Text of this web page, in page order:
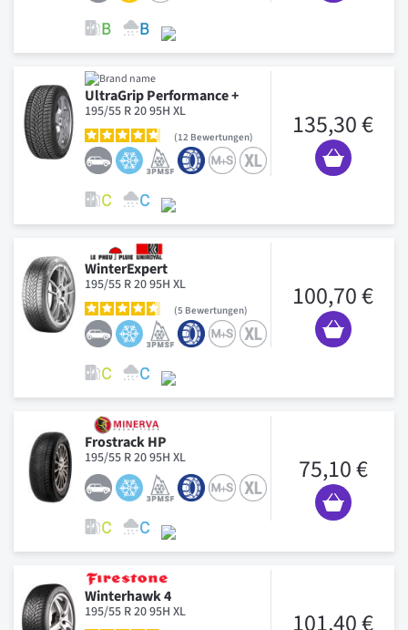
UltraGrip Performance +
195/55 R 20 95H XL
12 Bewertungen 135,30 €
WinterExpert
195/55 R 20 95H XL
5 Bewertungen 100,70 €
Frostrack HP
195/55 R 20 95H XL 75,10 €
Winterhawk 4
195/55 R 20 95H XL 101,40 €